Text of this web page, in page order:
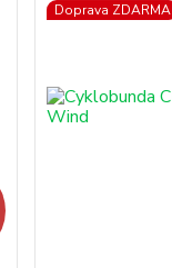
Doprava ZDARMA